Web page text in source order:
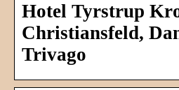
Hotel Tyrstrup
Christiansfeld,
Trivago